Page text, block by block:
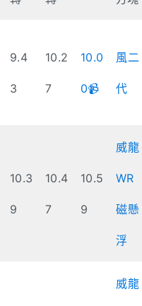
9.4
3
10.2
7
10.0
0📹
風二
代
10.3
9
10.4
7
10.5
9
威龍
WR
磁懸
浮
威龍